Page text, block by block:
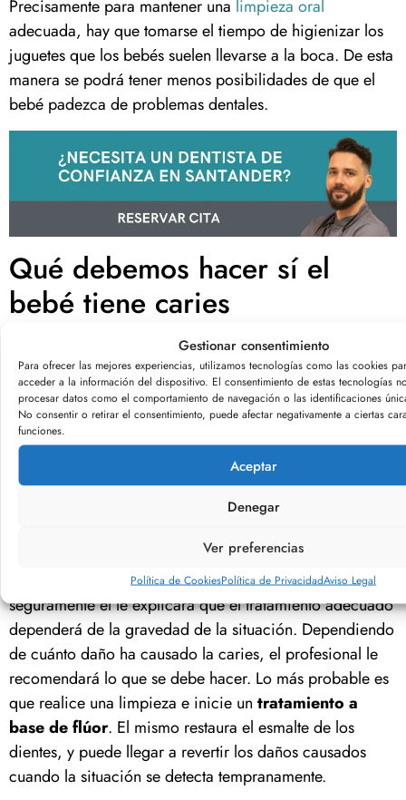
Gestionar consentimiento
Para ofrecer las mejores experiencias, utilizamos tecnologías como las cookies
acceder a la información del dispositivo. El consentimiento de estas tecnologías
procesar datos como el comportamiento de navegación o las identificaciones
No consentir o retirar el consentimiento, puede afectar negativamente a ciertas
funciones.
Aceptar
Denegar
Ver preferencias
Política de CookiesPolítica de PrivacidadAviso Legal
Precisamente para mantener una limpieza oral
adecuada, hay que tomarse el tiempo de higienizar los
juguetes que los bebés suelen llevarse a la boca. De esta
manera se podrá tener menos posibilidades de que el
bebé padezca de problemas dentales.
Qué debemos hacer sí el
bebé tiene caries
Mientras más pronto se identifique, existen más
probabilidades de que el problema pueda solucionarse
sin mayores complicaciones. Por eso, al notar algo
inusual en la dentadura del bebé, lo primero que
debemos hacer es acudir a la consulta de un
especialista. Recuerda que el odontólogo u
odontopediatra es el profesional adecuado para tratar
este tipo de situaciones, por lo que no dejes de
escuchar y seguir sus recomendaciones.
Una vez en manos de unodontólogo experto,
seguramente él le explicará que el tratamiento adecuado
dependerá de la gravedad de la situación. Dependiendo
de cuánto daño ha causado la caries, el profesional le
recomendará lo que se debe hacer. Lo más probable es
que realice una limpieza e inicie un tratamiento a
base de flúor. El mismo restaura el esmalte de los
dientes, y puede llegar a revertir los daños causados
cuando la situación se detecta tempranamente.